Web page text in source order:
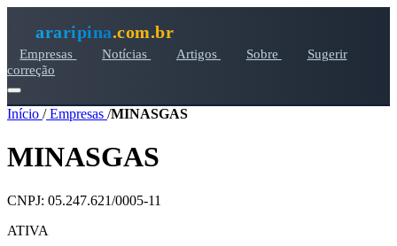
araripina.com.br
Empresas Notícias Artigos Sobre
Sugerir
correção
Início /Empresas /MINASGAS
MINASGAS
CNPJ: 05.247.621/0005-11
ATIVA